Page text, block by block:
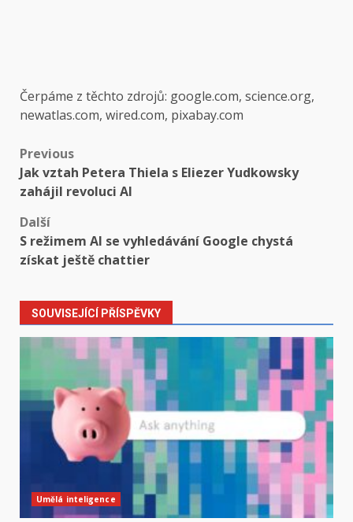
Čerpáme z těchto zdrojů: google.com, science.org,
newatlas.com, wired.com, pixabay.com
Post
navigation
Previous
Jak vztah Petera Thiela s Eliezer Yudkowsky
zahájil revoluci AI
Další
S režimem AI se vyhledávání Google chystá
získat ještě chattier
SOUVISEJÍCÍ PŘÍSPĚVKY
Umělá inteligence